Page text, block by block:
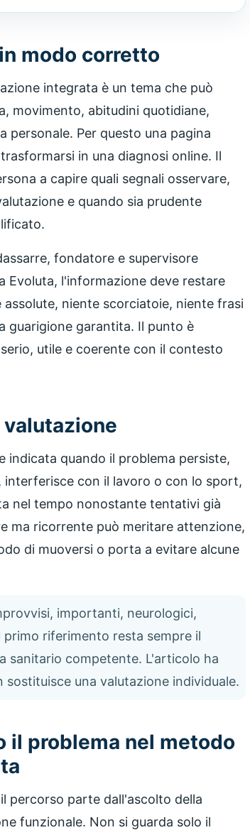
modo corretto
integrata è un tema che può
movimento, abitudini quotidiane,
personale. Per questo una pagina
in una diagnosi online. Il
a capire quali segnali osservare,
e quando sia prudente
fondatore e supervisore
Evoluta, l'informazione deve restare
niente scorciatoie, niente frasi
guarigione garantita. Il punto è
utile e coerente con il contesto
valutazione
indicata quando il problema persiste,
con il lavoro o con lo sport,
nel tempo nonostante tentativi già
ma ricorrente può meritare attenzione,
di muoversi o porta a evitare alcune
importanti, neurologici,
riferimento resta sempre il
sanitario competente. L'articolo ha
una valutazione individuale.
il problema nel metodo
percorso parte dall'ascolto della
funzionale. Non si guarda solo il